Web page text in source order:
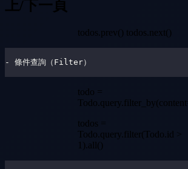
上/下一頁
todos.prev() todos.next()
- 條件查詢（Filter）
todo =
todos =
Todo.query.filter(Todo.id >
1).all()